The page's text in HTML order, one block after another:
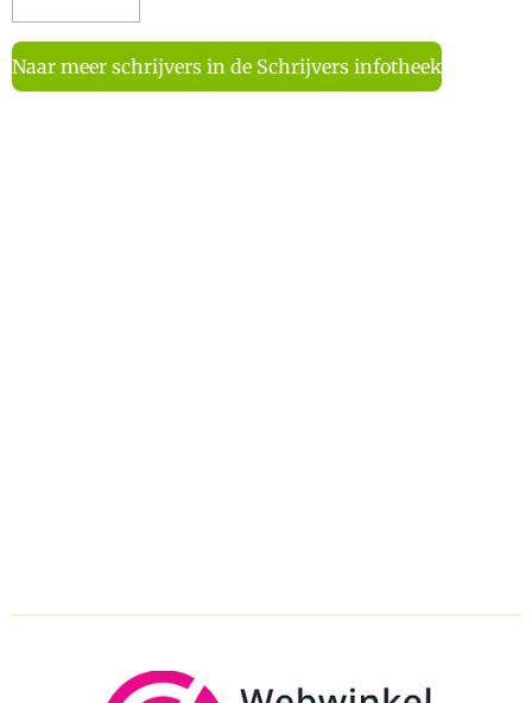
Naar meer schrijvers in de Schrijvers infotheek